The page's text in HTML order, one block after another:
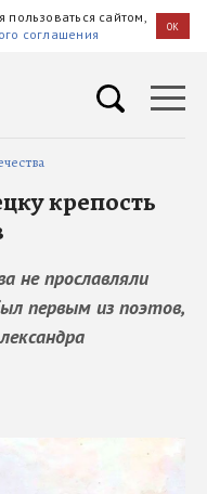
сайтом,
соглашения OK
крепость
не прославляли
первым из поэтов,